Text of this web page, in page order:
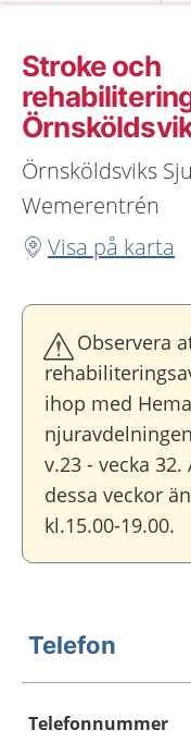
Stroke och
Örnsköldsviks
Wemerentrén
Visa på karta
Observera
ihop med
v.23 - vecka
dessa veckor
kl.15.00-19.00.
Telefon
Telefonnummer